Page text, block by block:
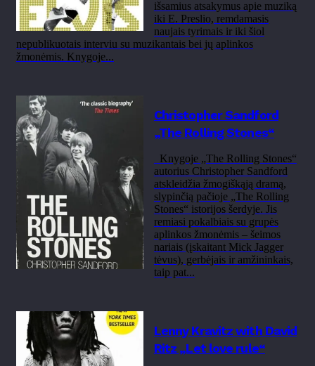
išsamius atsakymus apie muziką
iki E. Preslio, remdamasis
naujais tyrimais ir iki šiol
nepublikuotais interviu su muzikantais bei jų aplinkos
žmonėmis. Knygoje...
Christopher Sandford
„The Rolling Stones“
Knygoje „The Rolling Stones“
autorius Christopher Sandford
atskleidžia žmogiškąją dramą,
slypinčią pačioje „The Rolling
Stones“ istorijos šerdyje. Jis
remiasi pokalbiais su grupės
aplinkos žmonėmis – šeimos
nariais (įskaitant Mick Jagger
tėvus), gerbėjais ir amžininkais,
taip pat...
Lenny Kravitz with David
Ritz „Let love rule“